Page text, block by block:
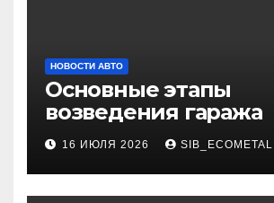
НОВОСТИ АВТО
Основные этапы
возведения гаража
16 ИЮЛЯ 2026 SIB_ECOMETAL